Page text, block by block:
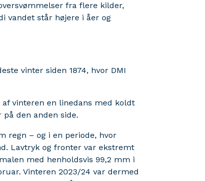
fra flere kilder,
vandet står højere i åer og
vinter siden 1874, hvor DMI
vinteren en linedans med koldt
den anden side.
regn – og i en periode, hvor
Lavtryk og fronter var ekstremt
med henholdsvis 99,2 mm i
Vinteren 2023/24 var dermed